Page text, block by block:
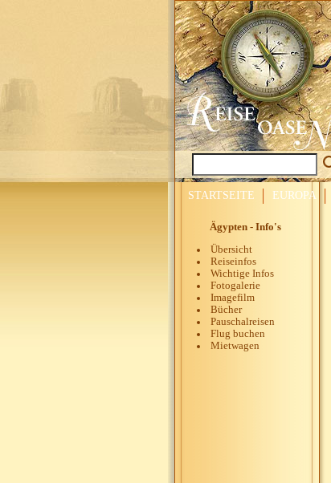
STARTSEITE EUROPA
Ägypten - Info's
Übersicht
Reiseinfos
Wichtige Infos
Fotogalerie
Imagefilm
Bücher
Pauschalreisen
Flug buchen
Mietwagen